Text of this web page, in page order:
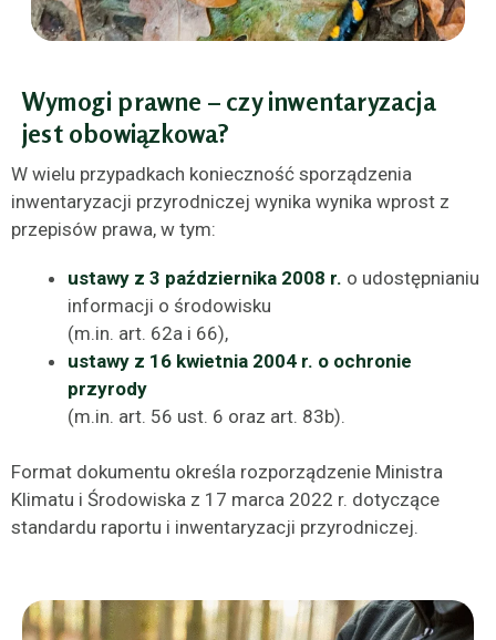
Wymogi prawne – czy inwentaryzacja
jest obowiązkowa?
W wielu przypadkach konieczność sporządzenia
inwentaryzacji przyrodniczej wynika wynika wprost z
przepisów prawa, w tym:
ustawy z 3 października 2008 r. o udostępnianiu
informacji o środowisku
(m.in. art. 62a i 66),
ustawy z 16 kwietnia 2004 r. o ochronie
przyrody
(m.in. art. 56 ust. 6 oraz art. 83b).
Format dokumentu określa rozporządzenie Ministra
Klimatu i Środowiska z 17 marca 2022 r. dotyczące
standardu raportu i inwentaryzacji przyrodniczej.